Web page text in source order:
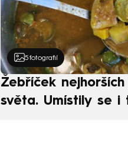
5 fotografií
Žebříček nejhorších
světa. Umístily se i